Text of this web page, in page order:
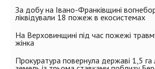
За добу на Івано-Франківщині
ліквідували 18 пожеж в екосистемах
На Верховинщині під час пожежі
жінка
Прокуратура повернула державі 1,5 га